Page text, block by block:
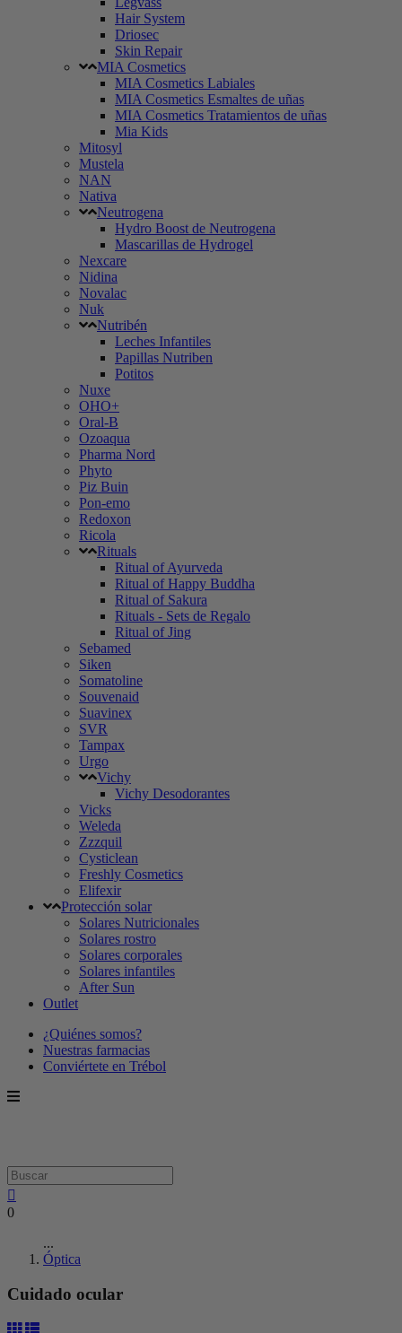
Hair System
Driosec
Skin Repair
MIA Cosmetics
MIA Cosmetics Labiales
MIA Cosmetics Esmaltes de uñas
MIA Cosmetics Tratamientos de uñas
Mia Kids
Mitosyl
Mustela
NAN
Nativa
Neutrogena
Hydro Boost de Neutrogena
Mascarillas de Hydrogel
Nexcare
Nidina
Novalac
Nuk
Nutribén
Leches Infantiles
Papillas Nutriben
Potitos
Nuxe
OHO+
Oral-B
Ozoaqua
Pharma Nord
Phyto
Piz Buin
Pon-emo
Redoxon
Ricola
Rituals
Ritual of Ayurveda
Ritual of Happy Buddha
Ritual of Sakura
Rituals - Sets de Regalo
Ritual of Jing
Sebamed
Siken
Somatoline
Souvenaid
Suavinex
SVR
Tampax
Urgo
Vichy
Vichy Desodorantes
Vicks
Weleda
Zzzquil
Cysticlean
Freshly Cosmetics
Elifexir
Protección solar
Solares Nutricionales
Solares rostro
Solares corporales
Solares infantiles
After Sun
Outlet
¿Quiénes somos?
Nuestras farmacias
Conviértete en Trébol
0
...
Óptica
Cuidado ocular